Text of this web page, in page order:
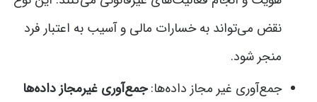
نقض می‌تواند به خسارات مالی و آسیب به اعتبار فرد
منجر شود.
جمع‌آوری غیر مجاز داده‌ها:جمع‌آوری غیرمجاز داده‌ها